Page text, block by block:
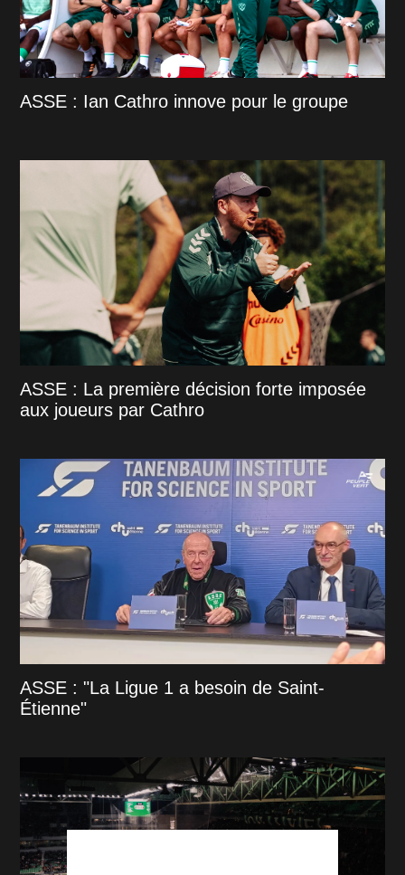
ASSE : Ian Cathro innove pour le groupe
ASSE : La première décision forte imposée
aux joueurs par Cathro
ASSE : "La Ligue 1 a besoin de Saint-
Étienne"